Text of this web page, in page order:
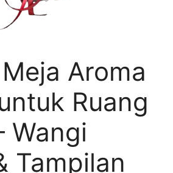
Aroma
Ruang
Wangi
Tampilan